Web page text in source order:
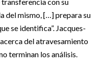
del mismo, […] prepara su
se identifica”. Jacques-
del atravesamiento
terminan los análisis.